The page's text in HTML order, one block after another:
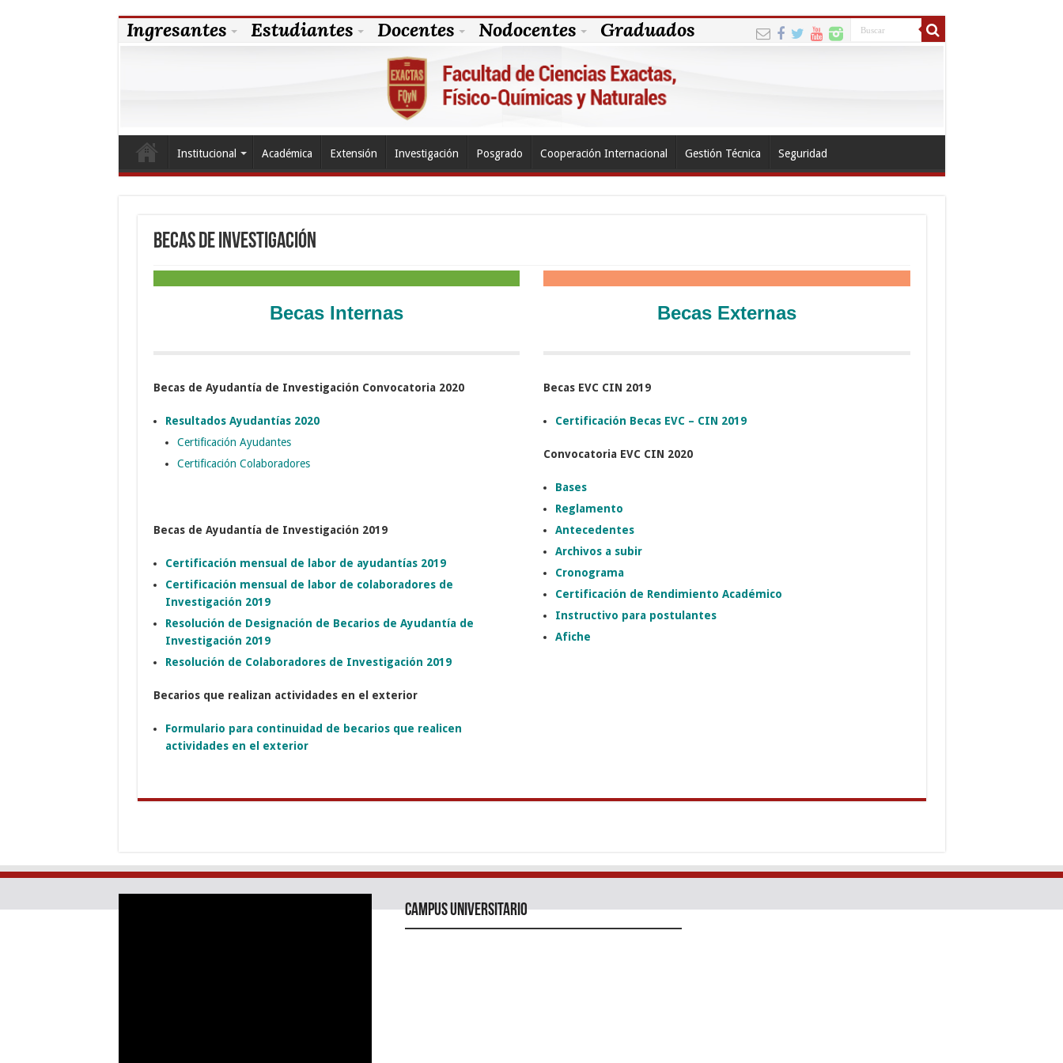
Ingresantes Estudiantes Docentes Nodocentes Graduados
Institucional Académica Extensión Investigación Posgrado Cooperación Internacional Gestión Técnica Seguridad
Becas de Investigación
Becas Internas
Becas de Ayudantía de Investigación Convocatoria 2020
Resultados Ayudantías 2020
Certificación Ayudantes
Certificación Colaboradores
Becas de Ayudantía de Investigación 2019
Certificación mensual de labor de ayudantías 2019
Certificación mensual de labor de colaboradores de
Investigación 2019
Resolución de Designación de Becarios de Ayudantía de
Investigación 2019
Resolución de Colaboradores de Investigación 2019
Becarios que realizan actividades en el exterior
Formulario para continuidad de becarios que realicen
actividades en el exterior
Becas Externas
Becas EVC CIN 2019
Certificación Becas EVC – CIN 2019
Convocatoria EVC CIN 2020
Bases
Reglamento
Antecedentes
Archivos a subir
Cronograma
Certificación de Rendimiento Académico
Instructivo para postulantes
Afiche
Campus universitario